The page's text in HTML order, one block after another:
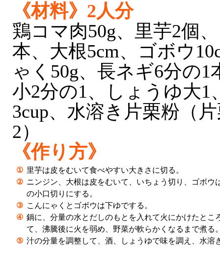
《材料》2人分
鶏コマ肉50g、里芋2個
本、大根5cm、ゴボウ
ゃく50g、長ネギ6分の
小2分の1、しょうゆ大1
3cup、水溶き片栗粉（
2）
《作り方》
① 里芋は皮をむいて食べやすい大きさに切る。
② ニンジン、大根は皮をむいて、いちょう切り、ゴボウ
の小口切りにする。
③ こんにゃくとゴボウは下ゆでする。
④ 鍋に、分量の水とだしのもとを入れて火にかけたとこ
て、沸騰後に火を弱め、野菜が軟らかくなるまで煮る
⑤ 汁の分量を調整して、酒、しょうゆで味を調え、水溶